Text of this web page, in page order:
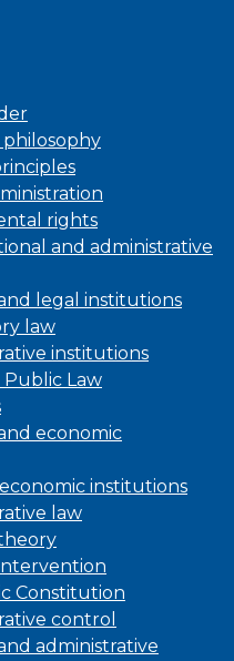
rights
and administrative
legal institutions
law
institutions
Public Law
economic
institutions
law
Constitution
control
administrative